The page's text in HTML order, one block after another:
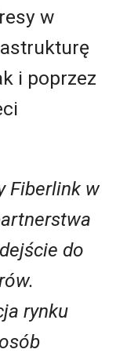
w
i poprzez
Fiberlink w
do
rynku